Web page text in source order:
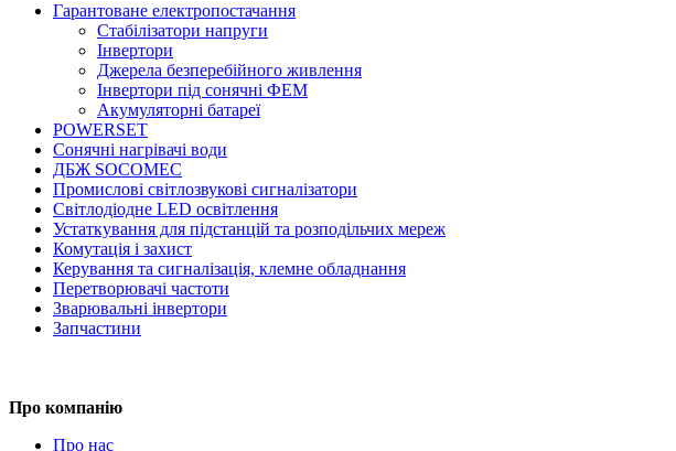
Гарантоване електропостачання
Стабілізатори напруги
Інвертори
Джерела безперебійного живлення
Інвертори під сонячні ФЕМ
Акумуляторні батареї
POWERSET
Сонячні нагрівачі води
ДБЖ SOCOMEC
Промислові світлозвукові сигналізатори
Світлодіодне LED освітлення
Устаткування для підстанцій та розподільчих мереж
Комутація і захист
Керування та сигналізація, клемне обладнання
Перетворювачі частоти
Зварювальні інвертори
Запчастини
Про компанію
Про нас